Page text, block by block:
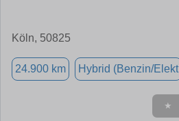
Köln, 50825
24.900 km Hybrid (Benzin/Elekt
★